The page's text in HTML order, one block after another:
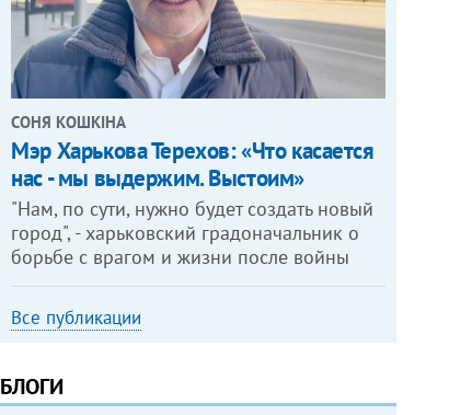
СОНЯ КОШКІНА
Мэр Харькова Терехов: «Что касается
нас - мы выдержим. Выстоим»
"Нам, по сути, нужно будет создать новый
город", - харьковский градоначальник о
борьбе с врагом и жизни после войны
Все публикации
БЛОГИ